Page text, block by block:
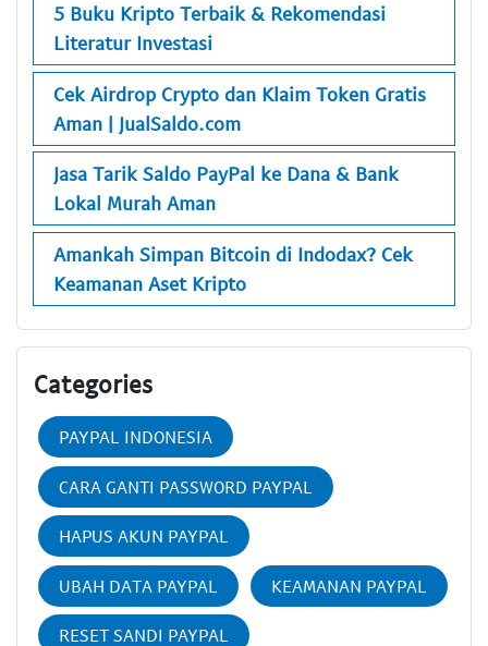
5 Buku Kripto Terbaik & Rekomendasi
Literatur Investasi
Cek Airdrop Crypto dan Klaim Token Gratis
Aman | JualSaldo.com
Jasa Tarik Saldo PayPal ke Dana & Bank
Lokal Murah Aman
Amankah Simpan Bitcoin di Indodax? Cek
Keamanan Aset Kripto
Categories
PAYPAL INDONESIA
CARA GANTI PASSWORD PAYPAL
HAPUS AKUN PAYPAL
UBAH DATA PAYPAL KEAMANAN PAYPAL
RESET SANDI PAYPAL